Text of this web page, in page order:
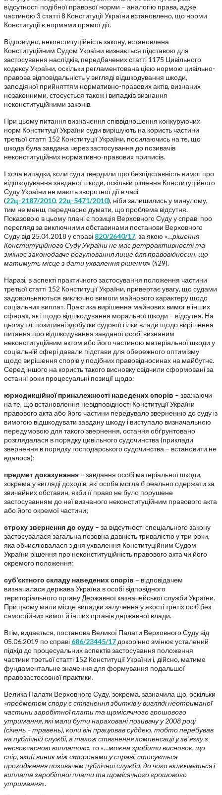
відсутності подібної правової норми – аналогію права, адже
частиною 3 статті 8 Конституції України встановлено, що норми
Конституції є нормами прямої дії.
Відповідно, неконституційність закону, встановлена
Конституційним Судом України визнається підставою для
застосування наслідків, передбачених статті 1175 Цивільного
кодексу України, оскільки регламентована цією нормою цивільно-
правова відповідальність у вигляді відшкодування шкоди,
заподіяної прийняттям нормативно-правових актів, визнаних
незаконними, стосується також і випадків визнання
неконституційними законів.
При цьому питання визначення співвідношення конкуруючих
норм Конституції України суди вирішують на користь частини
третьої статті 152 Конституції України, посилаючись на те, що
шкода була завдана через застосування до позивачів
неконституційних нормативно-правових приписів.
І хоча випадки, коли суди твердили про безпідставність вимог про
відшкодування завданої шкоди, оскільки рішення Конституційного
Суду України не мають зворотної дії в часі
(22ц-2187/2010, 22ц-5471/2010), ніби залишились у минулому,
тим не менш, передчасно думати, що проблема відсутня.
Показовою в цьому плані є позиція Верховного Суду у справі про
перегляд за виключними обставинами постанови Верховного
Суду від 25.04.2018 у справі 820/2640/17, за якою «…рішення
Конституційного Суду України не має ретроактивності та
змінює законодавче регулювання лише для правовідносин, що
матимуть місце з дати ухвалення рішення» (§29).
Наразі, в аспекті практичного застосування положення частини
третьої статті 152 Конституції України, привертає увагу, що судами
задовольняються виключно вимоги майнового характеру щодо
соціальних виплат. Практика вирішення майнових вимог в інших
сферах, як і щодо відшкодування моральної шкоди – відсутня. На
цьому тлі позитивні здобутки судової гілки влади щодо вирішення
питання про відшкодування завданої особі визнаним
неконституційним актом або його частиною матеріальної шкоди у
соціальній сфері давали підстави для обережного оптимізму
щодо вирішення спорів у подібних правовідносинах на майбутнє.
Серед іншого на користь такого висновку свідчили сформовані за
останні роки процесуальні позиції щодо:
юрисдикційної приналежності наведених спорів – зважаючи
на те, що встановлення невідповідності Конституції України
правового акта або його частини передувало зверненню до суду із
вимогою відшкодувати завдану шкоду і виступало визначальною
передумовою для такого звернення, остання обґрунтовано
розглядалася в порядку цивільного судочинства (приклади
звернення в порядку господарського судочинства – встановити не
вдалося);
предмет доказування – завдання особі матеріальної шкоди,
зокрема у вигляді доходів, які особа могла б реально одержати за
звичайних обставин, якби її право не було порушене
застосуванням до неї визнаного неконституційним правового акта
або його окремої частини;
строку звернення до суду – за відсутності спеціального закону
застосувалася загальна позовна давність тривалістю у три роки,
яка обчислювалася з дня ухвалення Конституційним Судом
України рішення про неконституційність правового акта чи його
окремого положення;
суб’єктного складу наведених спорів – відповідачем
визначалася держава Україна в особі відповідного
територіального органу Державної казначейської служби України.
При цьому мали місце випадки залучення у якості третіх осіб без
самостійних вимог й інших органів державної влади.
Втім, видається, постанова Великої Палати Верховного Суду від
05.06.2019 по справі 686/23445/17 докорінно змінює усталений
підхід до процесуальних аспектів застосування положення
частини третьої статті 152 Конституції України і, дійсно, матиме
фундаментальне значення для формування подальшої
правозастосовної практики.
Велика Палати Верховного Суду, зокрема, зазначила що, оскільки
«предметом спору є стягнення збитків у вигляді неотриманої
частини заробітної плати та щомісячного грошового
утримання, які мали бути нараховані позивачу у 2008 році
(січень – травень), коли він працював суддею, тобто перебував
на публічній службі, а також стягнення компенсації у зв`язку з
несвоєчасною виплатою», то «…можна зробити висновок, що
спір, який виник між сторонами у справі, стосується
проходження позивачем публічної служби, до чого включається і
виплата заробітної плати та щомісячного грошового
утримання».